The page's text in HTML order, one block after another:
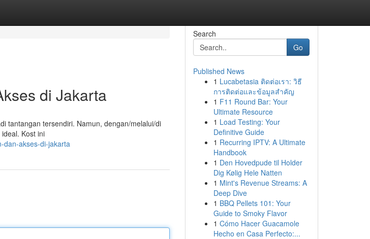
di Jakarta
tantangan tersendiri. Namun, dengan/melalui/di
Kost ini
dan-akses-di-jakarta
Search
Go
Published News
1 Lucabetasia ติดต่อเรา: วิธี
การติดต่อและข้อมูลสำคัญ
1 F11 Round Bar: Your
Ultimate Resource
1 Load Testing: Your
Definitive Guide
1 Recurring IPTV: A Ultimate
Handbook
1 Den Hovedpude til Holder
Dig Kølig Hele Natten
1 Mint's Revenue Streams: A
Deep Dive
1 BBQ Pellets 101: Your
Guide to Smoky Flavor
1 Cómo Hacer Guacamole
Hecho en Casa Perfecto:...